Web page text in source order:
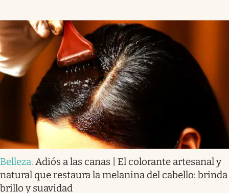
Belleza. Adiós a las canas | El colorante artesanal y
natural que restaura la melanina del cabello: brinda
brillo y suavidad